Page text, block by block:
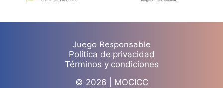
Juego Responsable
Política de privacidad
Términos y condiciones
© 2026 | MOCICC